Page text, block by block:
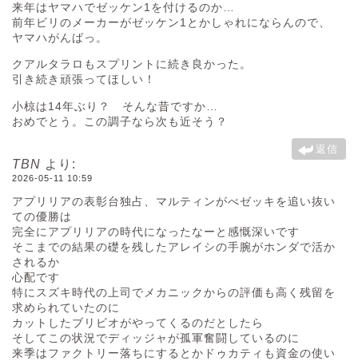
来年はヤマハでゼッケン1を付けるのか…
前年ビリのメーカーがゼッケン1とかしゃれにならんので、
ヤマハがんばっ。
クアルタラロもスプリントに続き良かった。
引き続き頑張ってほしい！
小椋は14年ぶり？ そんな昔ですか…
おめでとう。この調子なら次も近そう？
返信
TBN より:
2026-05-11 10:59
アプリリアの表彰台独占、マルティンがべゼッキを追い抜い
ての優勝は
完全にアプリリアの時代になったなーと感慨深いです
そこまでの結果の礎を残したアレイシの手腕がホンダで活か
されるか
心配です
特にスズキ時代の上司でメカニックからの評価も高く残留を
求められていたのに
カットしたブリビオがやってくるのだとしたら
そしてこの状況でディッジャが孤軍奮闘しているのに
来季はファクトリー落ちにするとかドゥカティも資金の使い